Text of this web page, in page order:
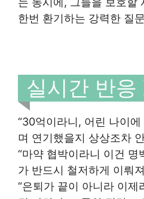
한번 환기하는 강력한 질
실시간 반응
“30억이라니, 어린 나이
며 연기했을지 상상조차
“마약 협박이라니 이건
가 반드시 철저하게 이뤄
“은퇴가 끝이 아니라 이제